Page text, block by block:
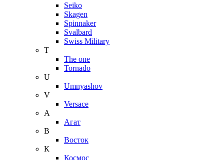
Seiko
Skagen
Spinnaker
Svalbard
Swiss Military
T
The one
Tornado
U
Umnyashov
V
Versace
А
Агат
В
Восток
К
Космос